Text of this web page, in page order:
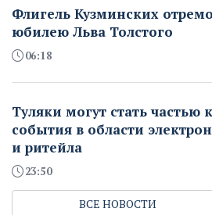
Флигель Кузминских
юбилею Льва Толстого
06:18
Туляки могут стать частью
события в области
и ритейла
23:50
ВСЕ НОВОСТИ